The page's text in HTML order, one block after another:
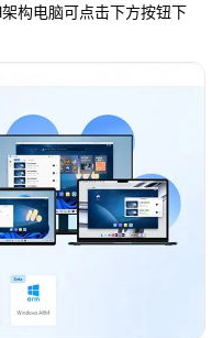
构电脑可点击下方按钮下